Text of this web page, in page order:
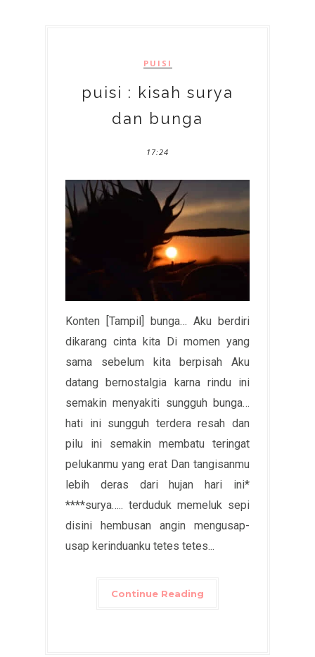
PUISI
puisi : kisah surya
dan bunga
17:24
Konten [Tampil] bunga… Aku berdiri
dikarang cinta kita Di momen yang
sama sebelum kita berpisah Aku
datang bernostalgia karna rindu ini
semakin menyakiti sungguh bunga…
hati ini sungguh terdera resah dan
pilu ini semakin membatu teringat
pelukanmu yang erat Dan tangisanmu
lebih deras dari hujan hari ini*
****surya….. terduduk memeluk sepi
disini hembusan angin mengusap-
usap kerinduanku tetes tetes...
Continue Reading